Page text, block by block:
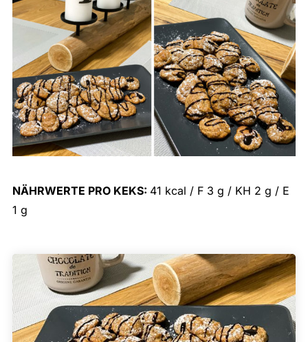
NÄHRWERTE PRO KEKS: 41 kcal / F 3 g / KH 2 g / E
1 g